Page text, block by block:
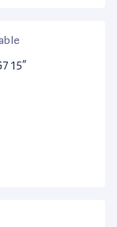
15”